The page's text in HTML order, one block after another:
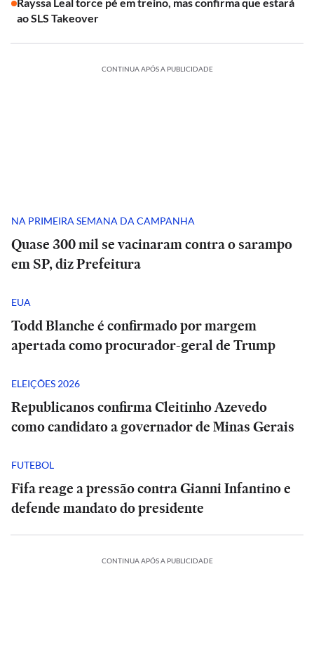
ao SLS Takeover
CONTINUA APÓS A PUBLICIDADE
NA PRIMEIRA SEMANA DA CAMPANHA
Quase 300 mil se vacinaram contra o sarampo
em SP, diz Prefeitura
EUA
Todd Blanche é confirmado por margem
apertada como procurador-geral de Trump
ELEIÇÕES 2026
Republicanos confirma Cleitinho Azevedo
como candidato a governador de Minas Gerais
FUTEBOL
Fifa reage a pressão contra Gianni Infantino e
defende mandato do presidente
CONTINUA APÓS A PUBLICIDADE